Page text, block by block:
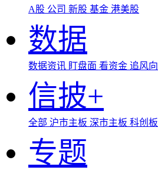
A股 公司 新股 基金 港美股
数据
数据资讯 盯盘面 看资金 追风向
信披+
全部 沪市主板 深市主板 科创板
专题